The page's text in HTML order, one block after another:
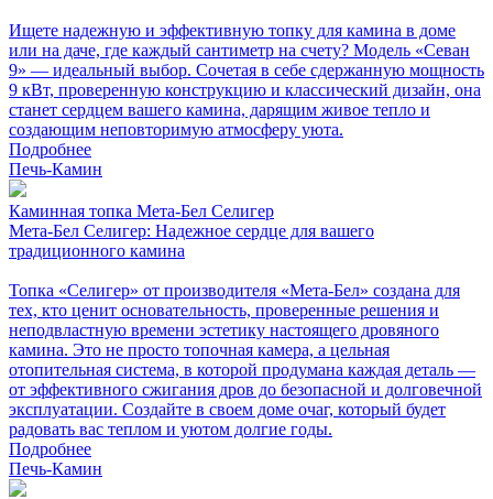
Ищете надежную и эффективную топку для камина в доме
или на даче, где каждый сантиметр на счету? Модель «Севан
9» — идеальный выбор. Сочетая в себе сдержанную мощность
9 кВт, проверенную конструкцию и классический дизайн, она
станет сердцем вашего камина, дарящим живое тепло и
создающим неповторимую атмосферу уюта.
Подробнее
Печь-Камин
Каминная топка Мета-Бел Селигер
Мета-Бел Селигер: Надежное сердце для вашего
традиционного камина
Топка «Селигер» от производителя «Мета-Бел» создана для
тех, кто ценит основательность, проверенные решения и
неподвластную времени эстетику настоящего дровяного
камина. Это не просто топочная камера, а цельная
отопительная система, в которой продумана каждая деталь —
от эффективного сжигания дров до безопасной и долговечной
эксплуатации. Создайте в своем доме очаг, который будет
радовать вас теплом и уютом долгие годы.
Подробнее
Печь-Камин